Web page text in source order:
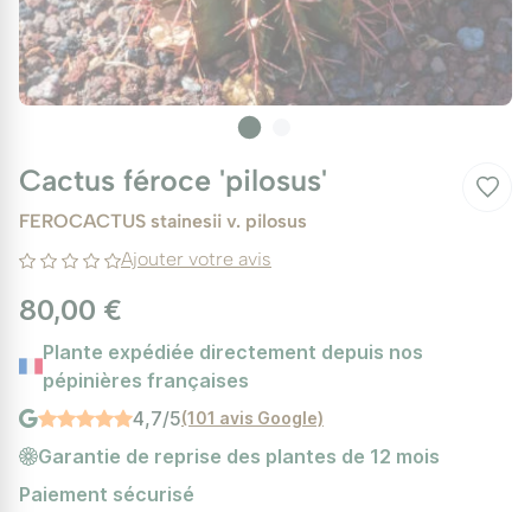
Cactus féroce 'pilosus'
FEROCACTUS stainesii v. pilosus
Ajouter votre avis
80,00 €
Plante expédiée directement depuis nos
pépinières françaises
4,7/5(101 avis Google)
Garantie de reprise des plantes de 12 mois
Paiement sécurisé